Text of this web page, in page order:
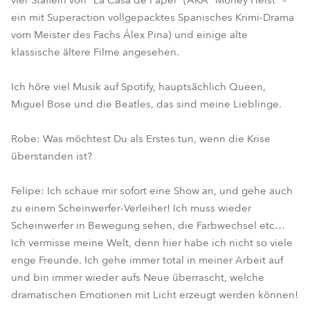
ein mit Superaction vollgepacktes Spanisches Krimi-Drama
vom Meister des Fachs Álex Pina) und einige alte
klassische ältere Filme angesehen.
Ich höre viel Musik auf Spotify, hauptsächlich Queen,
Miguel Bose und die Beatles, das sind meine Lieblinge.
Robe: Was möchtest Du als Erstes tun, wenn die Krise
überstanden ist?
Felipe: Ich schaue mir sofort eine Show an, und gehe auch
zu einem Scheinwerfer-Verleiher! Ich muss wieder
Scheinwerfer in Bewegung sehen, die Farbwechsel etc…
Ich vermisse meine Welt, denn hier habe ich nicht so viele
enge Freunde. Ich gehe immer total in meiner Arbeit auf
und bin immer wieder aufs Neue überrascht, welche
dramatischen Emotionen mit Licht erzeugt werden können!